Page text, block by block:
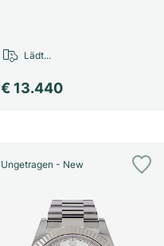
€ 13.440
Lädt...
Ungetragen - New